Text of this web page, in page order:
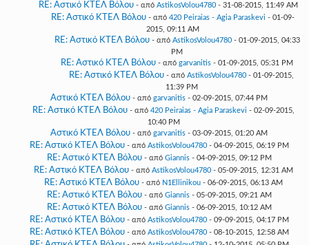
RE: Αστικό ΚΤΕΛ Βόλου - από AstikosVolou4780- 31-08-2015, 11:49 AM
RE: Αστικό ΚΤΕΛ Βόλου - από 420 Peiraias - Agia Paraskevi - 01-09-
2015, 09:11 AM
RE: Αστικό ΚΤΕΛ Βόλου - από AstikosVolou4780- 01-09-2015, 04:33
PM
RE: Αστικό ΚΤΕΛ Βόλου - από garvanitis - 01-09-2015, 05:31 PM
RE: Αστικό ΚΤΕΛ Βόλου - από AstikosVolou4780 - 01-09-2015,
11:39 PM
Αστικό ΚΤΕΛ Βόλου - από garvanitis - 02-09-2015, 07:44 PM
RE: Αστικό ΚΤΕΛ Βόλου - από 420 Peiraias - Agia Paraskevi - 02-09-2015,
10:40 PM
Αστικό ΚΤΕΛ Βόλου - από garvanitis - 03-09-2015, 01:20 AM
RE: Αστικό ΚΤΕΛ Βόλου - από AstikosVolou4780- 04-09-2015, 06:19 PM
RE: Αστικό ΚΤΕΛ Βόλου - από Giannis- 04-09-2015, 09:12 PM
RE: Αστικό ΚΤΕΛ Βόλου - από AstikosVolou4780 - 05-09-2015, 12:31 AM
RE: Αστικό ΚΤΕΛ Βόλου - από N1Ellinikou - 06-09-2015, 06:13 AM
RE: Αστικό ΚΤΕΛ Βόλου - από Giannis- 05-09-2015, 09:21 AM
RE: Αστικό ΚΤΕΛ Βόλου - από Giannis- 06-09-2015, 10:12 AM
RE: Αστικό ΚΤΕΛ Βόλου - από AstikosVolou4780- 09-09-2015, 04:17 PM
RE: Αστικό ΚΤΕΛ Βόλου - από AstikosVolou4780- 08-10-2015, 12:58 AM